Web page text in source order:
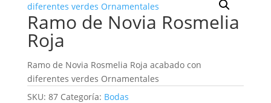
Ramo de Novia Rosmelia
Roja
Ramo de Novia Rosmelia Roja acabado con
diferentes verdes Ornamentales
SKU: 87 Categoría: Bodas